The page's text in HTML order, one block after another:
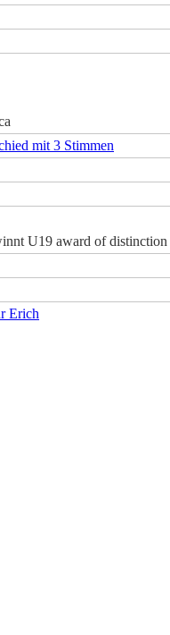
mit 3 Stimmen
U19 award of distinction
Erich